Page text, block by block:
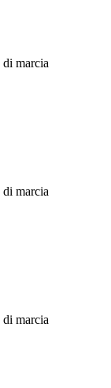
di marcia
di marcia
di marcia